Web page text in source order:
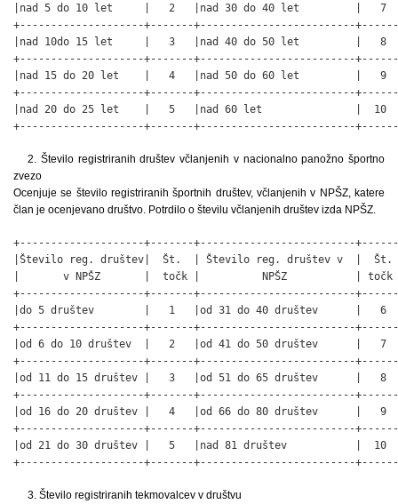
|nad 5 do 10 let     |   2   |nad 30 do 40 let         |   7
+--------------------+-------+-------------------------
|nad 10do 15 let     |   3   |nad 40 do 50 let         |   8
+--------------------+-------+-------------------------
|nad 15 do 20 let    |   4   |nad 50 do 60 let         |   9
+--------------------+-------+-------------------------
|nad 20 do 25 let    |   5   |nad 60 let               |  10
+--------------------+-------+-------------------------
2. Število registriranih društev včlanjenih v nacionalno panožno športno
zvezo
Ocenjuje se število registriranih športnih društev, včlanjenih v NPŠZ, katere
član je ocenjevano društvo. Potrdilo o številu včlanjenih društev izda NPŠZ.
+--------------------+-------+-------------------------
|Število reg. društev|  Št.  | Število reg. društev v  |
|       v NPŠZ       |  točk |          NPŠZ           |
+--------------------+-------+-------------------------
|do 5 društev        |   1   |od 31 do 40 društev      |   6
+--------------------+-------+-------------------------
|od 6 do 10 društev  |   2   |od 41 do 50 društev      |   7
+--------------------+-------+-------------------------
|od 11 do 15 društev |   3   |od 51 do 65 društev      |   8
+--------------------+-------+-------------------------
|od 16 do 20 društev |   4   |od 66 do 80 društev      |   9
+--------------------+-------+-------------------------
|od 21 do 30 društev |   5   |nad 81 društev           |  10
+--------------------+-------+-------------------------
3. Število registriranih tekmovalcev v društvu